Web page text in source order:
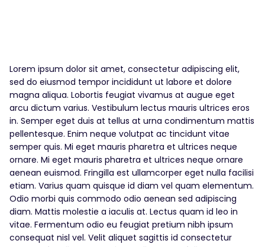
Lorem ipsum dolor sit amet, consectetur adipiscing elit,
sed do eiusmod tempor incididunt ut labore et dolore
magna aliqua. Lobortis feugiat vivamus at augue eget
arcu dictum varius. Vestibulum lectus mauris ultrices eros
in. Semper eget duis at tellus at urna condimentum mattis
pellentesque. Enim neque volutpat ac tincidunt vitae
semper quis. Mi eget mauris pharetra et ultrices neque
ornare. Mi eget mauris pharetra et ultrices neque ornare
aenean euismod. Fringilla est ullamcorper eget nulla facilisi
etiam. Varius quam quisque id diam vel quam elementum.
Odio morbi quis commodo odio aenean sed adipiscing
diam. Mattis molestie a iaculis at. Lectus quam id leo in
vitae. Fermentum odio eu feugiat pretium nibh ipsum
consequat nisl vel. Velit aliquet sagittis id consectetur